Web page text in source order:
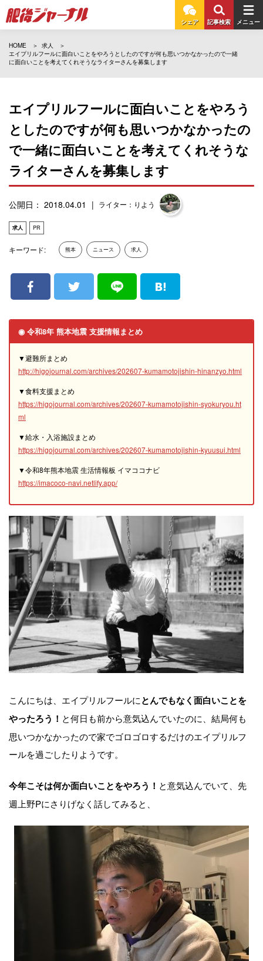
シェア 記事検索 メニュー
HOME
求人
エイプリルフールに面白いことをやろうとしたのですが何も思いつかなかったので一緒
に面白いことを考えてくれそうなライターさんを募集します
エイプリルフールに面白いことをやろう
としたのですが何も思いつかなかったの
で一緒に面白いことを考えてくれそうな
ライターさんを募集します
公開日： 2018.04.01 ライター：りよう
求人 PR
キーワード: 熊本 ニュース 求人
◉ 令和8年 熊本地震 支援情報まとめ
▼避難所まとめ
http://higojournal.com/archives/202607-kumamotojishin-hinanzyo.html
▼食料支援まとめ
https://higojournal.com/archives/202607-kumamotojishin-syokuryou.ht
ml
▼給水・入浴施設まとめ
https://higojournal.com/archives/202607-kumamotojishin-kyuusui.html
▼令和8年熊本地震 生活情報板 イマココナビ
https://imacoco-navi.netlify.app/
こんにちは、エイプリルフールにとんでもなく面白いことを
やったろう！ と何日も前から意気込んでいたのに、結局何も
思いつかなかったので家でゴロゴロするだけのエイプリルフ
ールを過ごしたりようです。
今年こそは何か面白いことをやろう！ と意気込んでいて、先
週上野Pにさりげなく話してみると、